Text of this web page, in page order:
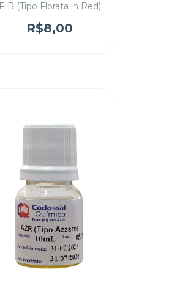
FIR (Tipo Florata in Red)
R$8,00